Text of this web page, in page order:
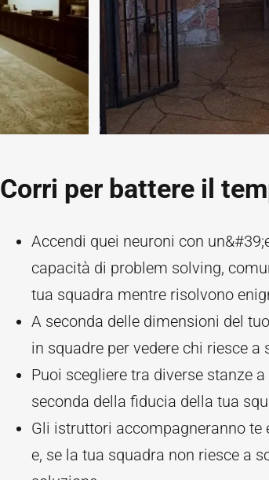
Corri per battere il
Accendi quei neuroni con
capacità di problem solving,
tua squadra mentre risolvono
A seconda delle dimensioni del
in squadre per vedere chi riesce
Puoi scegliere tra diverse stanze
seconda della fiducia della tua
Gli istruttori accompagneranno
e, se la tua squadra non riesce a